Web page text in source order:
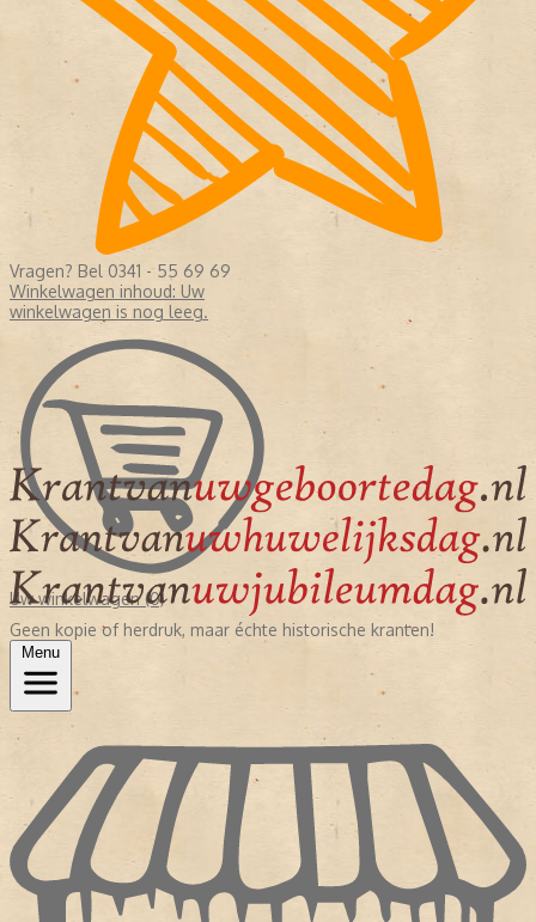
Vragen? Bel 0341 - 55 69 69
Winkelwagen inhoud: Uw
winkelwagen is nog leeg.
Uw winkelwagen (0)
Geen kopie of herdruk, maar échte historische kranten!
Menu